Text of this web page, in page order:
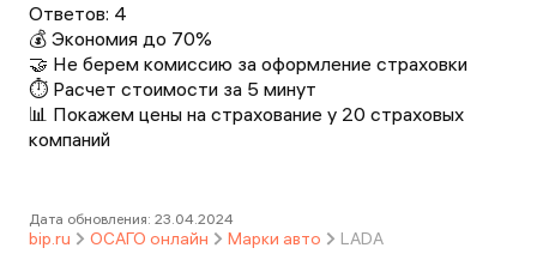
Ответов: 4
💰 Экономия до 70%
🤝 Не берем комиссию за оформление страховки
⏱️ Расчет стоимости за 5 минут
📊 Покажем цены на страхование у 20 страховых
компаний
Дата обновления: 23.04.2024
bip.ru ОСАГО онлайн Марки авто LADA